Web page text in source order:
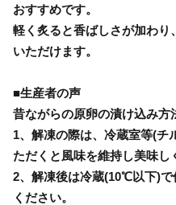
おすすめです。
軽く炙ると香ばしさが加わ
いただけます。
■生産者の声
昔ながらの原卵の漬け込み方
1、解凍の際は、冷蔵室等(チ
ただくと風味を維持し美味し
2、解凍後は冷蔵(10℃以下)で
ください。